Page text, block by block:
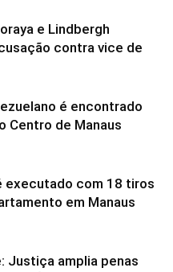
e Lindbergh
contra vice de
é encontrado
Centro de Manaus
executado com 18 tiros
em Manaus
Justiça amplia penas